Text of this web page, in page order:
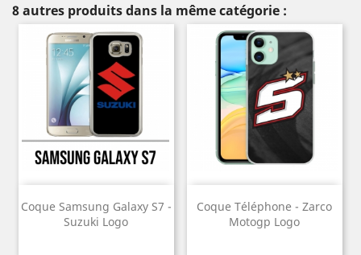
8 autres produits dans la même catégorie :
Coque Samsung Galaxy S7 -
Suzuki Logo
Coque Téléphone - Zarco
Motogp Logo